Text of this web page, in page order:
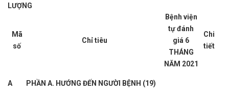
LƯỢNG
Mã
số
Chỉ tiêu
Bệnh viện
tự đánh
giá 6
THÁNG
NĂM 2021
Chi
tiết
A PHẦN A. HƯỚNG ĐẾN NGƯỜI BỆNH (19)